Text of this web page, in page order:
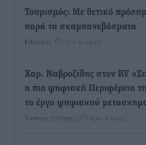
Τουρισμός: Με θετικό
παρά τα σκαμπανεβάσματα
Ειδήσεις πριν 8 ώρες
Χαρ. Ναβροζίδης στον RV
η πιο ψηφιακή Περιφέρεια
το έργο ψηφιακού
Τοπικές Ειδήσεις πριν 8 ώρες